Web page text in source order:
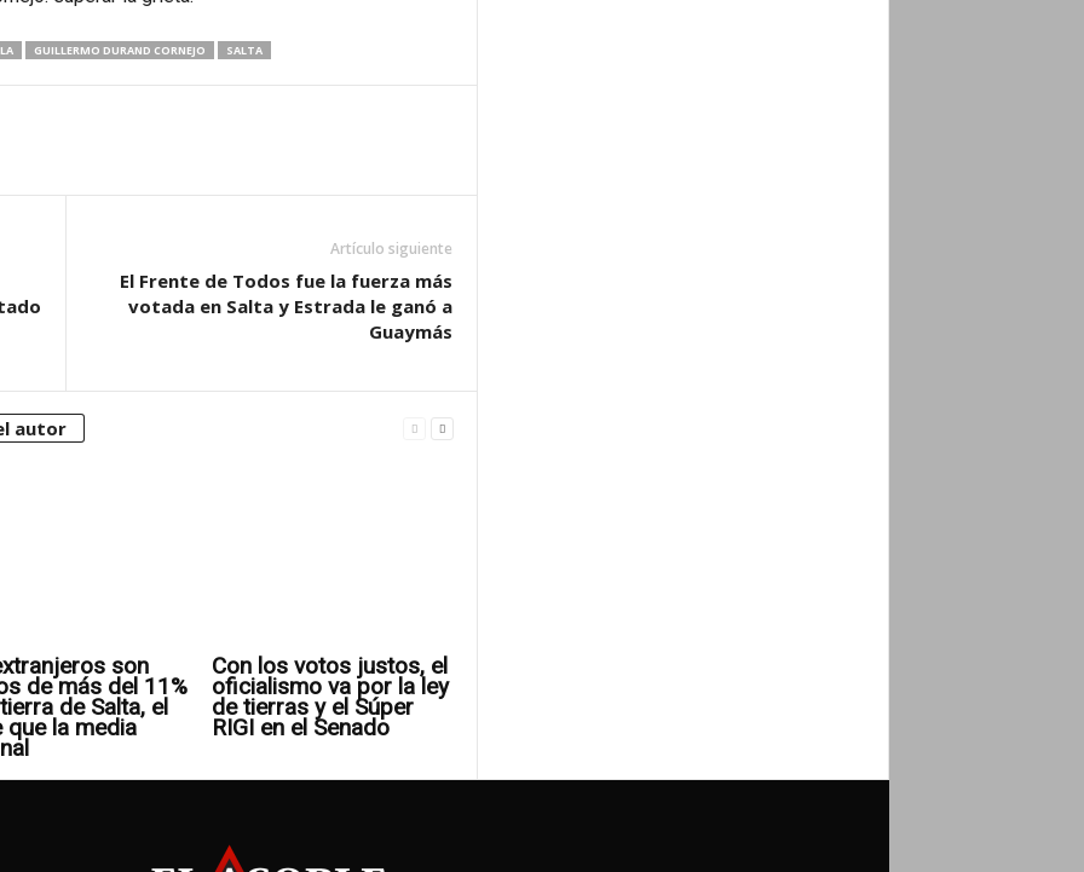
GUILLERMO DURAND CORNEJO SALTA
Artículo siguiente
El Frente de Todos fue la fuerza más
votada en Salta y Estrada le ganó a
Guaymás
autor
son
de más del 11%
de Salta, el
que la media
Con los votos justos, el
oficialismo va por la ley
de tierras y el Súper
RIGI en el Senado